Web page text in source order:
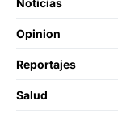
Noticias
Opinion
Reportajes
Salud